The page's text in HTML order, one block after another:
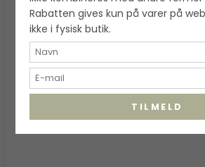
Rabatten gives kun på varer på
ikke i fysisk butik.
TILMELD